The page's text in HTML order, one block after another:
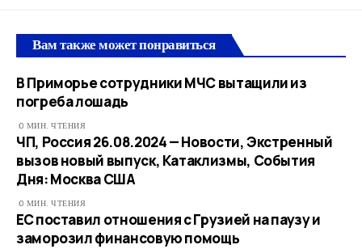
Вам также может понравиться
В Приморье сотрудники МЧС вытащили из
погреба лошадь
0 МИН. ЧТЕНИЯ
ЧП, Россия 26.08.2024 — Новости, Экстренный
вызов новый выпуск, Катаклизмы, События
Дня: Москва США
0 МИН. ЧТЕНИЯ
ЕС поставил отношения с Грузией на паузу и
заморозил финансовую помощь